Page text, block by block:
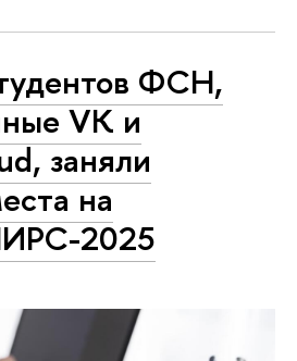
ФСН,
VK и
заняли
на
2025